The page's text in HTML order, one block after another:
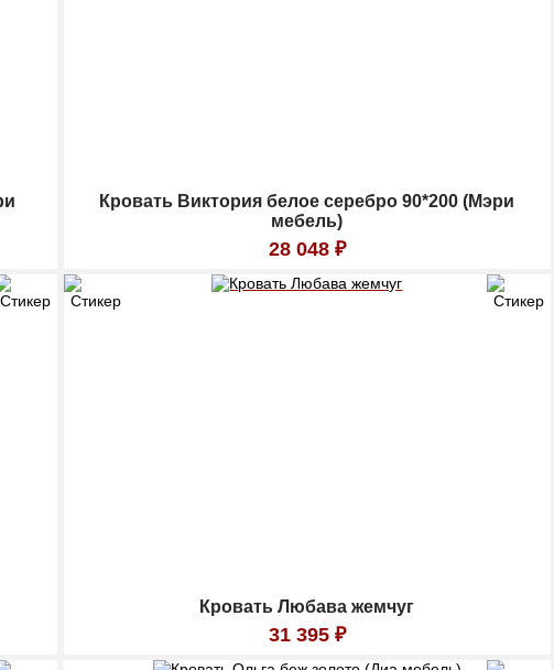
Кровать Виктория белое серебро 90*200 (Мэри
мебель)
28 048 ₽
Кровать Любава жемчуг
31 395 ₽